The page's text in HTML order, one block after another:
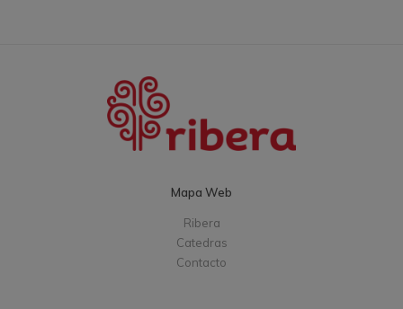
Mapa Web
Ribera
Catedras
Contacto